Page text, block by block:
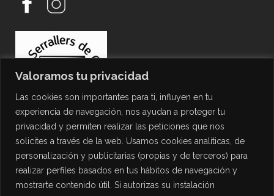
Valoramos tu privacidad
Las cookies son importantes para ti, influyen en tu
experiencia de navegación, nos ayudan a proteger tu
privacidad y permiten realizar las peticiones que nos
solicites a través de la web. Usamos cookies analíticas, de
personalización y publicitarias (propias y de terceros) para
realizar perfiles basados en tus hábitos de navegación y
mostrarte contenido útil. Si autorizas su instalación
PROTECCIÓN DE DATOS
Política de Privacidad